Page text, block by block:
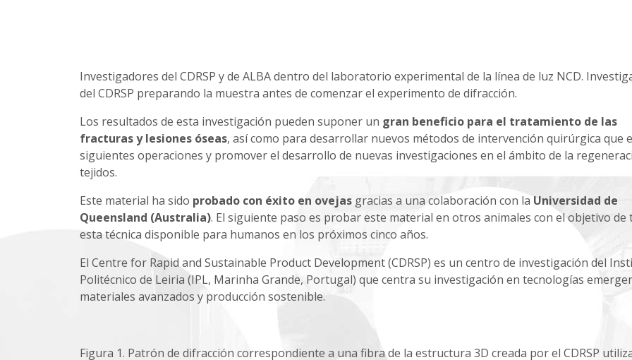
Investigadores del CDRSP y de ALBA dentro del laboratorio experimental de la línea de luz NCD.
del CDRSP preparando la muestra antes de comenzar el experimento de difracción.
Los resultados de esta investigación pueden suponer un gran beneficio para el tratamiento de las
fracturas y lesiones óseas, así como para desarrollar nuevos métodos de intervención quirúrgica que
siguientes operaciones y promover el desarrollo de nuevas investigaciones en el ámbito de la
tejidos.
Este material ha sido probado con éxito en ovejasgracias a una colaboración con laUniversidad de
Queensland (Australia). El siguiente paso es probar este material en otros animales con el objetivo de
esta técnica disponible para humanos en los próximos cinco años.
El Centre for Rapid and Sustainable Product Development (CDRSP) es un centro de investigación del
Politécnico de Leiria (IPL, Marinha Grande, Portugal) que centra su investigación en tecnologías
materiales avanzados y producción sostenible.
Figura 1. Patrón de difracción correspondiente a una fibra de la estructura 3D creada por el CDRSP